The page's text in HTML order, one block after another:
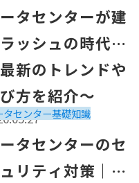
時代に～最新のトレ
タセンターが建
ッシュの時代に
新のトレンドや
方を紹介～
タセンター基礎知識
策｜評価基準と具体
タセンターのセ
リティ対策｜評